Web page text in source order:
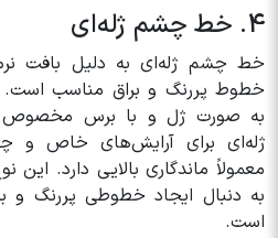
4. خط چشم ژله‌ای
خط چشم ژله‌ای به دلیل بافت
خطوط پررنگ و براق مناسب
به صورت ژل و با برس
ژله‌ای برای آرایش‌های خاص و
معمولاً ماندگاری بالایی دارد.
به دنبال ایجاد خطوطی پررنگ و
است.